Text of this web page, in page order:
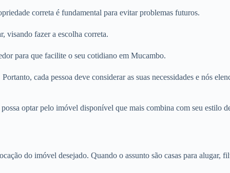
correta é fundamental para evitar problemas futuros.
visando fazer a escolha correta.
para que facilite o seu cotidiano em Mucambo.
cada pessoa deve considerar as suas necessidades e nós
optar pelo imóvel disponível que mais combina com seu estilo
do imóvel desejado. Quando o assunto são casas para alugar,